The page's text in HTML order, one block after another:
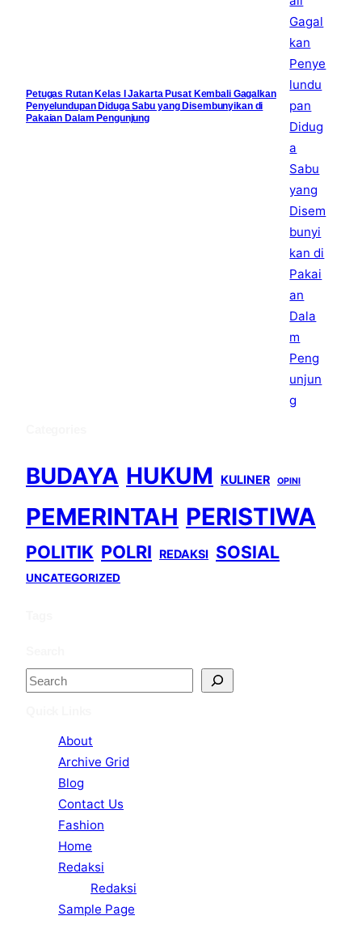
Petugas Rutan Kelas I Jakarta Pusat Kembali Gagalkan
Penyelundupan Diduga Sabu yang Disembunyikan di
Pakaian Dalam Pengunjung
BUDAYA HUKUM KULINER OPINI
PEMERINTAH PERISTIWA
POLITIK POLRI REDAKSI SOSIAL
UNCATEGORIZED
S
About
Archive Grid
Blog
Contact Us
Fashion
Home
Redaksi
Redaksi
Sample Page